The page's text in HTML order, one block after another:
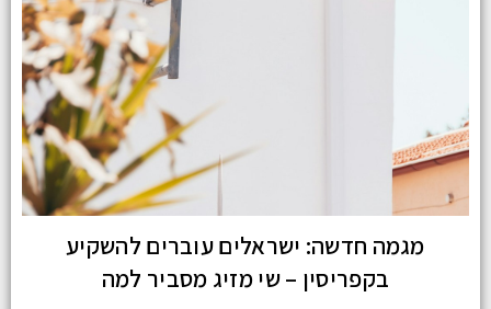
מגמה חדשה: ישראלים עוברים להשקיע
בקפריסין – שי מזיג מסביר למה